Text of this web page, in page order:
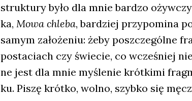
struk­tu­ry było dla mnie bar­dzo
ka, Mowa chle­ba, bar­dziej przy­po­mi­na
samym zało­że­niu: żeby poszcze­gól­ne
posta­ciach czy świe­cie, co wcze­śniej
ne jest dla mnie myśle­nie krót­ki­mi
ku. Piszę krót­ko, wol­no, szyb­ko się